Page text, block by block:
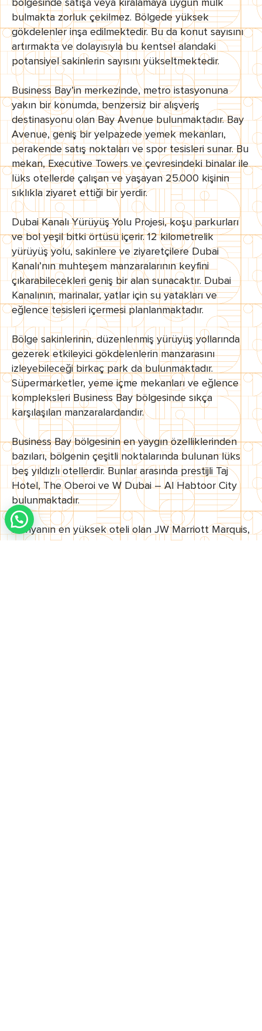
bölgesinde satışa veya kiralamaya uygun mülk
bulmakta zorluk çekilmez. Bölgede yüksek
gökdelenler inşa edilmektedir. Bu da konut sayısını
artırmakta ve dolayısıyla bu kentsel alandaki
potansiyel sakinlerin sayısını yükseltmektedir.
Business Bay’in merkezinde, metro istasyonuna
yakın bir konumda, benzersiz bir alışveriş
destinasyonu olan Bay Avenue bulunmaktadır. Bay
Avenue, geniş bir yelpazede yemek mekanları,
perakende satış noktaları ve spor tesisleri sunar. Bu
mekan, Executive Towers ve çevresindeki binalar ile
lüks otellerde çalışan ve yaşayan 25.000 kişinin
sıklıkla ziyaret ettiği bir yerdir.
Dubai Kanalı Yürüyüş Yolu Projesi, koşu parkurları
ve bol yeşil bitki örtüsü içerir. 12 kilometrelik
yürüyüş yolu, sakinlere ve ziyaretçilere Dubai
Kanalı’nın muhteşem manzaralarının keyfini
çıkarabilecekleri geniş bir alan sunacaktır. Dubai
Kanalının, marinalar, yatlar için su yatakları ve
eğlence tesisleri içermesi planlanmaktadır.
Bölge sakinlerinin, düzenlenmiş yürüyüş yollarında
gezerek etkileyici gökdelenlerin manzarasını
izleyebileceği birkaç park da bulunmaktadır.
Süpermarketler, yeme içme mekanları ve eğlence
kompleksleri Business Bay bölgesinde sıkça
karşılaşılan manzaralardandır.
Business Bay bölgesinin en yaygın özelliklerinden
bazıları, bölgenin çeşitli noktalarında bulunan lüks
beş yıldızlı otellerdir. Bunlar arasında prestijli Taj
Hotel, The Oberoi ve W Dubai – Al Habtoor City
bulunmaktadır.
Dünyanın en yüksek oteli olan JW Marriott Marquis,